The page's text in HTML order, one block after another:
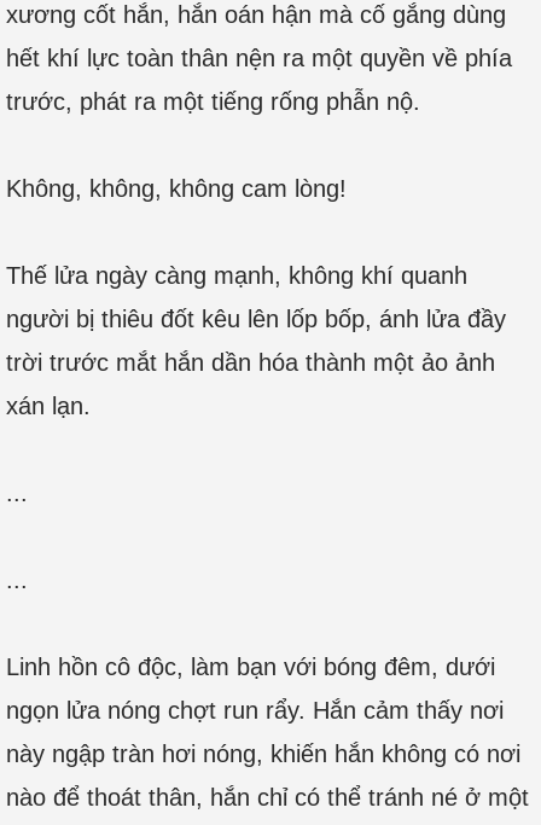
xương cốt hắn, hắn oán hận mà cố gắng dùng
hết khí lực toàn thân nện ra một quyền về phía
trước, phát ra một tiếng rống phẫn nộ.
Không, không, không cam lòng!
Thế lửa ngày càng mạnh, không khí quanh
người bị thiêu đốt kêu lên lốp bốp, ánh lửa đầy
trời trước mắt hắn dần hóa thành một ảo ảnh
xán lạn.
...
...
Linh hồn cô độc, làm bạn với bóng đêm, dưới
ngọn lửa nóng chợt run rẩy. Hắn cảm thấy nơi
này ngập tràn hơi nóng, khiến hắn không có nơi
nào để thoát thân, hắn chỉ có thể tránh né ở một